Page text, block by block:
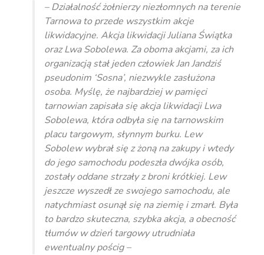
– Działalność żołnierzy niezłomnych na terenie
Tarnowa to przede wszystkim akcje
likwidacyjne. Akcja likwidacji Juliana Świątka
oraz Lwa Sobolewa. Za oboma akcjami, za ich
organizacją stał jeden człowiek Jan Jandziś
pseudonim ‘Sosna’, niezwykle zasłużona
osoba. Myślę, że najbardziej w pamięci
tarnowian zapisała się akcja likwidacji Lwa
Sobolewa, która odbyła się na tarnowskim
placu targowym, słynnym burku. Lew
Sobolew wybrał się z żoną na zakupy i wtedy
do jego samochodu podeszła dwójka osób,
zostały oddane strzały z broni krótkiej. Lew
jeszcze wyszedł ze swojego samochodu, ale
natychmiast osunął się na ziemię i zmarł. Była
to bardzo skuteczna, szybka akcja, a obecność
tłumów w dzień targowy utrudniała
ewentualny pościg –